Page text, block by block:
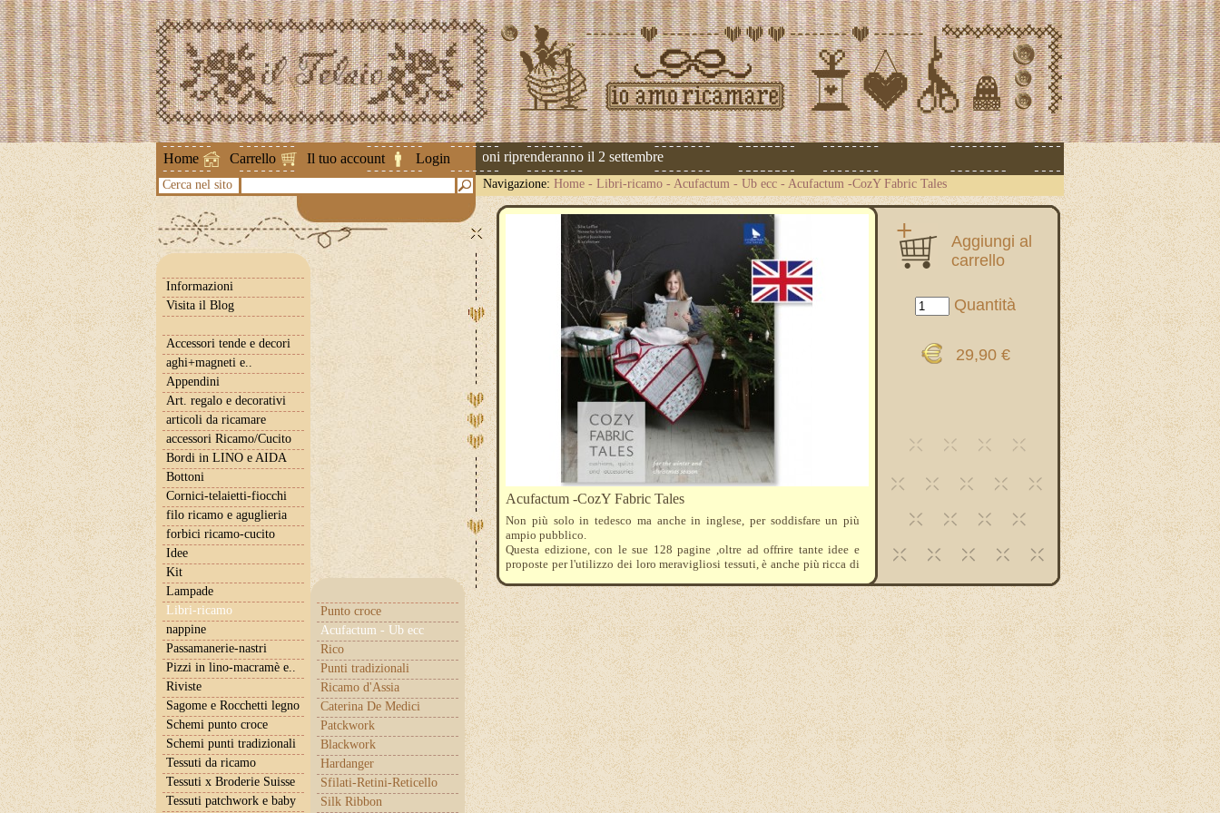
Home Carrello Il tuo account Login
Attenzione ! Le spedizioni riprenderanno il 2 settembre
Cerca nel sito Navigazione: Home - Libri-ricamo - Acufactum - Ub ecc - Acufactum -CozY Fabric Tales
Informazioni
Visita il Blog
Accessori tende e decori
aghi+magneti e..
Appendini
Art. regalo e decorativi
articoli da ricamare
accessori Ricamo/Cucito
Bordi in LINO e AIDA
Bottoni
Cornici-telaietti-fiocchi
filo ricamo e aguglieria
forbici ricamo-cucito
Idee
Kit
Lampade
Libri-ricamo
Punto croce
Acufactum - Ub ecc
Rico
Punti tradizionali
Ricamo d'Assia
Caterina De Medici
Patckwork
Blackwork
Hardanger
Sfilati-Retini-Reticello
Silk Ribbon
nappine
Passamanerie-nastri
Pizzi in lino-macramè e..
Riviste
Sagome e Rocchetti legno
Schemi punto croce
Schemi punti tradizionali
Tessuti da ricamo
Tessuti x Broderie Suisse
Tessuti patchwork e baby
Aggiungi al
carrello
Quantità
29,90 €
Acufactum -CozY Fabric Tales
Non più solo in tedesco ma anche in inglese, per soddisfare un più
ampio pubblico.
Questa edizione, con le sue 128 pagine ,oltre ad offrire tante idee e
proposte per l'utilizzo dei loro meravigliosi tessuti, è anche più ricca di